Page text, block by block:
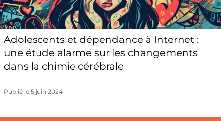
Adolescents et dépendance à Internet :
une étude alarme sur les changements
dans la chimie cérébrale
Publié le 5 juin 2024